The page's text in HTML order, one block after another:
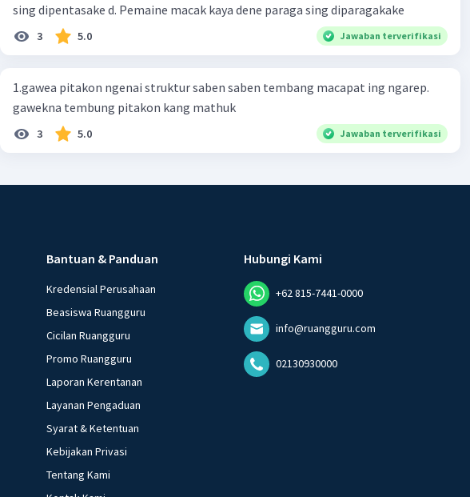
sing dipentasake d. Pemaine macak kaya dene paraga sing diparagakake
3 5.0 Jawaban terverifikasi
1.gawea pitakon ngenai struktur saben saben tembang macapat ing ngarep.
gawekna tembung pitakon kang mathuk
3 5.0 Jawaban terverifikasi
Bantuan & Panduan
Kredensial Perusahaan
Beasiswa Ruangguru
Cicilan Ruangguru
Promo Ruangguru
Laporan Kerentanan
Layanan Pengaduan
Syarat & Ketentuan
Kebijakan Privasi
Tentang Kami
Hubungi Kami
+62 815-7441-0000
info@ruangguru.com
02130930000